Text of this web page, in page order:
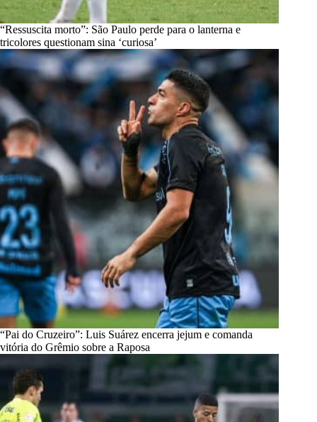
“Ressuscita morto”: São Paulo perde para o lanterna e
tricolores questionam sina ‘curiosa’
“Pai do Cruzeiro”: Luis Suárez encerra jejum e comanda
vitória do Grêmio sobre a Raposa